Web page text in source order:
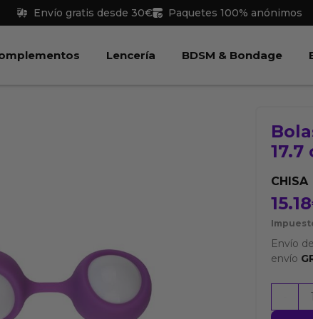
Envío gratis desde 30€ Paquetes 100% anónimos
Juguetes Abrir Complementos
Lencería Abrir Lencería
BDSM & Bondage
CHISA
15.18
Envío
envío
Geisha